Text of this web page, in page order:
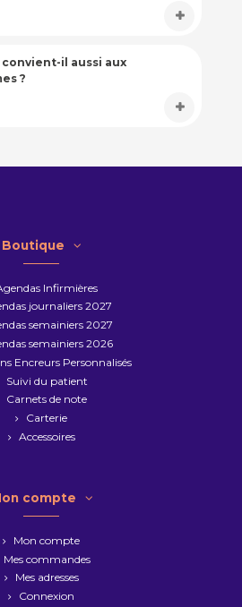
il aussi aux
?
Boutique
Infirmières
journaliers 2027
semainiers 2027
semainiers 2026
Encreurs Personnalisés
Suivi du patient
Carnets de note
Carterie
Accessoires
compte
Mon compte
Mes commandes
Mes adresses
Connexion